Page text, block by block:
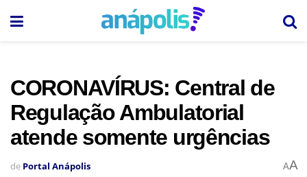
CORONAVÍRUS: Central de
Regulação Ambulatorial
atende somente urgências
de Portal Anápolis AA